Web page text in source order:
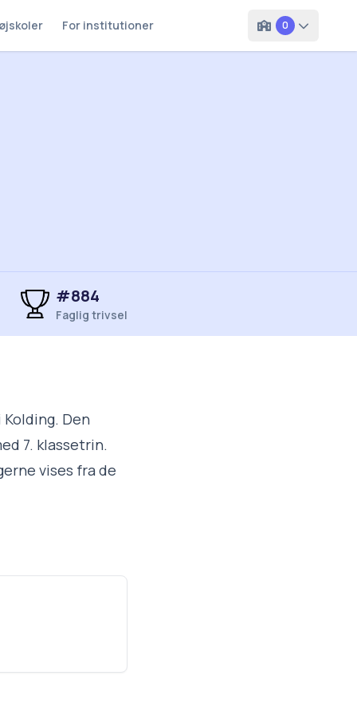
For institutioner 0
#884
Faglig trivsel
Den
7. klassetrin.
vises fra de